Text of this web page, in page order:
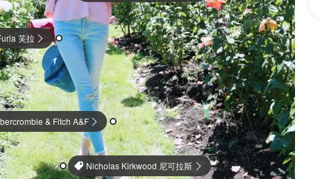
芙拉
& Fitch A&F
Nicholas Kirkwood 尼可拉斯·科克伍德
1/3